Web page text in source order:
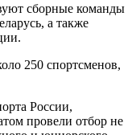
сборные команды
а также
250 спортсменов,
России,
провели отбор не